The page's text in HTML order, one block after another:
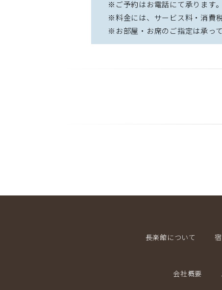
※ご予約はお電話にて承ります。
※料金には、サービス料・消費
※お部屋・お席のご指定は承って
長楽館について
会社概要